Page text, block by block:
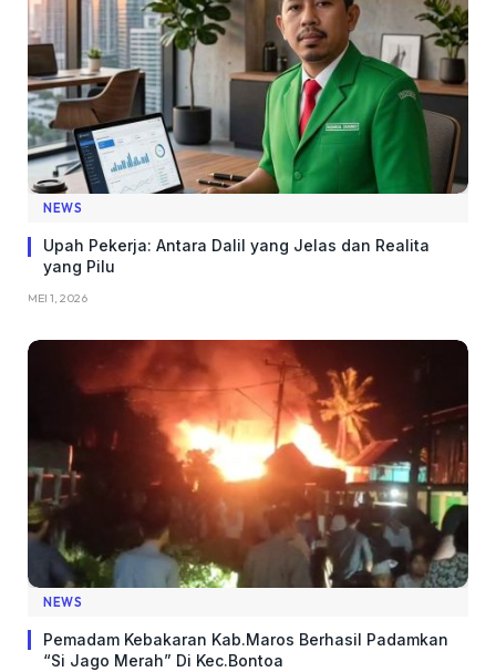
NEWS
Upah Pekerja: Antara Dalil yang Jelas dan Realita
yang Pilu
MEI 1, 2026
NEWS
Pemadam Kebakaran Kab.Maros Berhasil Padamkan
“Si Jago Merah” Di Kec.Bontoa